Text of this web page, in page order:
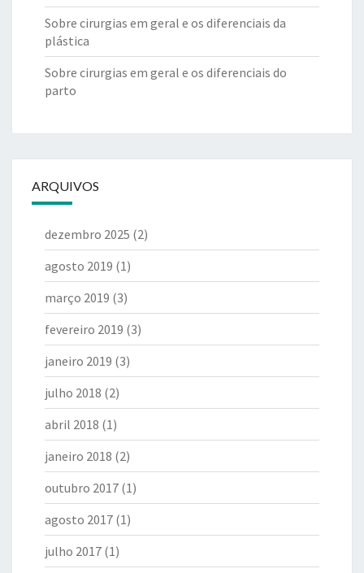
Sobre cirurgias em geral e os diferenciais da
plástica
Sobre cirurgias em geral e os diferenciais do
parto
ARQUIVOS
dezembro 2025 (2)
agosto 2019 (1)
março 2019 (3)
fevereiro 2019 (3)
janeiro 2019 (3)
julho 2018 (2)
abril 2018 (1)
janeiro 2018 (2)
outubro 2017 (1)
agosto 2017 (1)
julho 2017 (1)